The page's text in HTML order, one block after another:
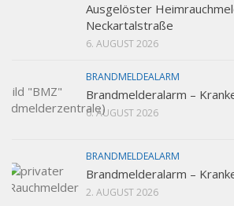
Ausgelöster
Neckartalstraße
6. AUGUST 2026
BRANDMELDEALARM
Brandmelderalarm –
6. AUGUST 2026
BRANDMELDEALARM
Brandmelderalarm –
2. AUGUST 2026